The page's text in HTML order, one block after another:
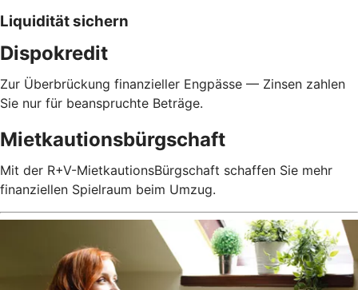
Liquidität sichern
Dispokredit
Zur Überbrückung finanzieller Engpässe — Zinsen zahlen
Sie nur für beanspruchte Beträge.
Mietkautionsbürgschaft
Mit der R+V-MietkautionsBürgschaft schaffen Sie mehr
finanziellen Spielraum beim Umzug.